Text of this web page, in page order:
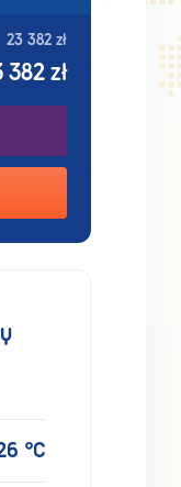
23 382 zł
382 zł
°C